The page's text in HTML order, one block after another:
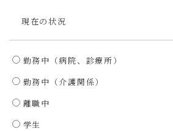
現在の状況
勤務中（病院、診療所）
勤務中（介護関係）
離職中
学生